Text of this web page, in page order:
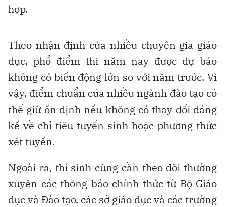
hợp.
Theo nhận định của nhiều chuyên gia giáo
dục, phổ điểm thi năm nay được dự báo
không có biến động lớn so với năm trước. Vì
vậy, điểm chuẩn của nhiều ngành đào tạo có
thể giữ ổn định nếu không có thay đổi đáng
kể về chỉ tiêu tuyển sinh hoặc phương thức
xét tuyển.
Ngoài ra, thí sinh cũng cần theo dõi thường
xuyên các thông báo chính thức từ Bộ Giáo
dục và Đào tạo, các sở giáo dục và các trường